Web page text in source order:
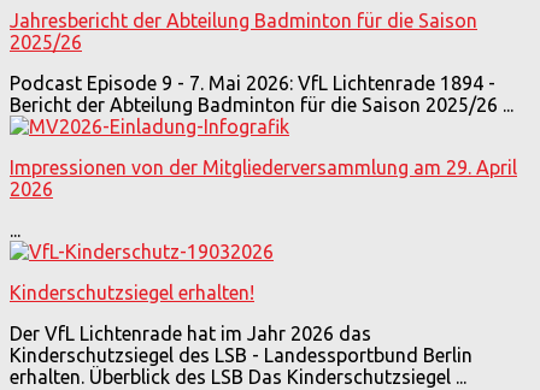
Jahresbericht der Abteilung Badminton für die Saison
2025/26
Podcast Episode 9 - 7. Mai 2026: VfL Lichtenrade 1894 -
Bericht der Abteilung Badminton für die Saison 2025/26 ...
Impressionen von der Mitgliederversammlung am 29. April
2026
...
Kinderschutzsiegel erhalten!
Der VfL Lichtenrade hat im Jahr 2026 das
Kinderschutzsiegel des LSB - Landessportbund Berlin
erhalten. Überblick des LSB Das Kinderschutzsiegel ...